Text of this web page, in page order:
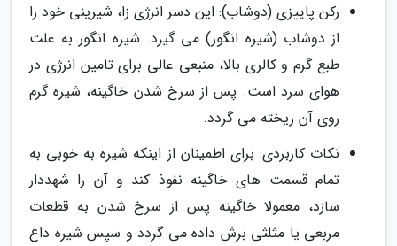
رکن پاییزی (دوشاب): این دسر انرژی زا، شیرینی خود را
از دوشاب (شیره انگور) می گیرد. شیره انگور به علت
طبع گرم و کالری بالا، منبعی عالی برای تامین انرژی در
هوای سرد است. پس از سرخ شدن خاگینه، شیره گرم
روی آن ریخته می گردد.
نکات کاربردی: برای اطمینان از اینکه شیره به خوبی به
تمام قسمت های خاگینه نفوذ کند و آن را شهددار
سازد، معمولا خاگینه پس از سرخ شدن به قطعات
مربعی یا مثلثی برش داده می گردد و سپس شیره داغ